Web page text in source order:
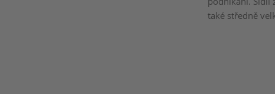
také středně